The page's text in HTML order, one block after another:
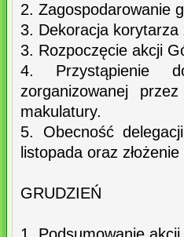
2. Zagospodarowanie
3. Dekoracja korytarza
3. Rozpoczęcie akcji
4. Przystąpienie
zorganizowanej
makulatury.
5. Obecność
listopada oraz
GRUDZIEŃ